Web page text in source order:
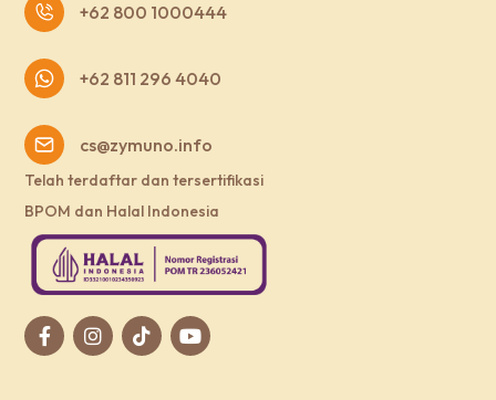
+62 800 1000444
+62 811 296 4040
cs@zymuno.info
Telah terdaftar dan tersertifikasi
BPOM dan Halal Indonesia